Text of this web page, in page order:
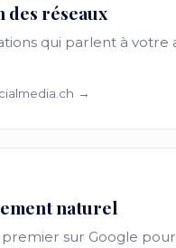
des réseaux
qui parlent à votre
→
naturel
sur Google